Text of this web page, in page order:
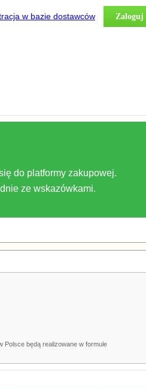
w bazie dostawców Zaloguj
do platformy zakupowej.
ze wskazówkami.
Polsce będą realizowane w formule